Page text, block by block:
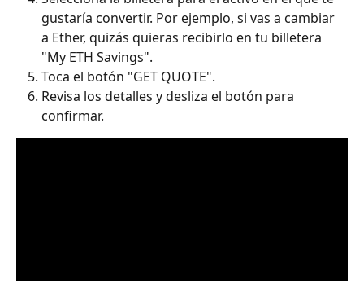
gustaría convertir. Por ejemplo, si vas a cambiar
a Ether, quizás quieras recibirlo en tu billetera
"My ETH Savings".
Toca el botón "GET QUOTE".
Revisa los detalles y desliza el botón para
confirmar.